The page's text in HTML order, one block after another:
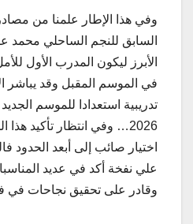
وفي هذا الإطار علمنا من
السابق للنجم الساحلي محمد
الأبرز ليكون المدرب الأول
في الموسم المقبل وقد
2026… وفي انتظار تأكيد
اختيار صائب إلى أبعد
علي نفخة أكد في عديد
وقادر علی تحقیق نجاحات في